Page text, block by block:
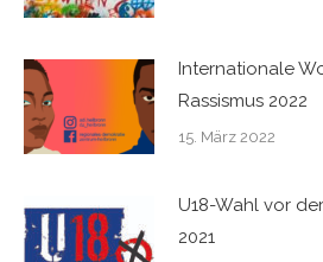
Internationale
Rassismus 2022
15. März 2022
U18-Wahl vor
2021